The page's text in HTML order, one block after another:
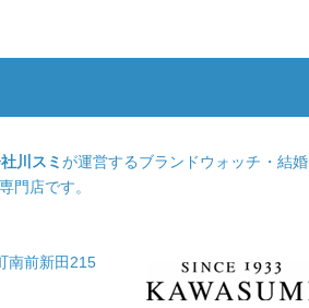
川スミが運営するブランドウォッチ・結婚
門店です。
南前新田215